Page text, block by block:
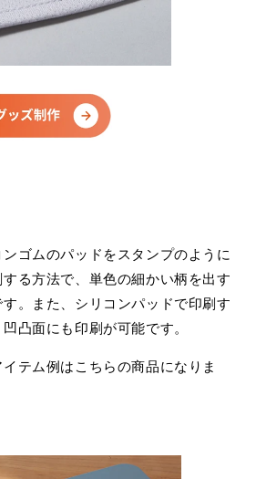
ゴムのパッドをスタンプのように
る方法で、単色の細かい柄を出す
。また、シリコンパッドで印刷す
凸面にも印刷が可能です。
テム例はこちらの商品になりま